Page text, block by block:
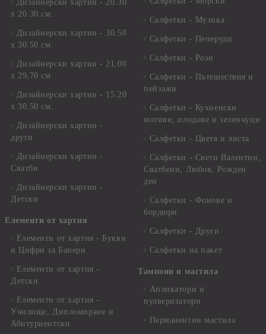
Дизайнерски хартии - 20.30
х 20.30 см.
Дизайнерски хартии - 30.50
х 30.50 см.
Дизайнерски хартии - 21,00
х 29,70 см
Дизайнерски хартии - 15.20
x 30.50 см.
Дизайнерски хартии -
други
Дизайнерски хартии -
Сватби
Дизайнерски хартии -
Детски
Елементи от хартия
Елементи от хартия - Букви
и Цифри за Банери
Елементи от хартия -
Детски
Елементи от хартия -
Училище, Дипломиране и
Абитуриентски
Салфетки - Музика
Салфетки - Пеперуди
Салфетки - Рози
Салфетки - Пътешествия и
пейзажи
Салфетки - Кухненски
мотиви, плодове и зеленчуци
Салфетки - Цветя и листа
Салфетки - Свети Валентин,
Сватбени, Любов, Рожден
ден
Салфетки - Фонове и
бордюри
Салфетки - Други
Салфетки на пакет
Тампони и мастила
Апликатори и
пулверизатори
Перманентни мастила